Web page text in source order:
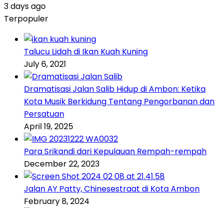
3 days ago
Terpopuler
Talucu Lidah di Ikan Kuah Kuning
July 6, 2021
Dramatisasi Jalan Salib Hidup di Ambon: Ketika
Kota Musik Berkidung Tentang Pengorbanan dan
Persatuan
April 19, 2025
Para Srikandi dari Kepulauan Rempah-rempah
December 22, 2023
Jalan AY Patty, Chinesestraat di Kota Ambon
February 8, 2024